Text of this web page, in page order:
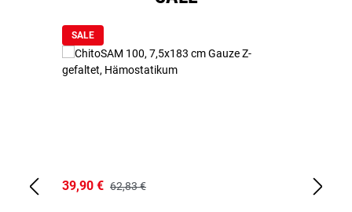
SALE
39,90 € 62,83 €